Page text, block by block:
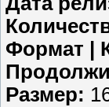
Формат |
Размер: